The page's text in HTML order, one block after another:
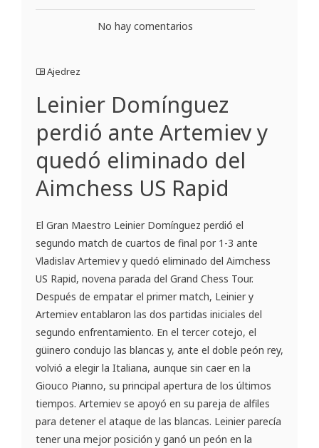
No hay comentarios
Ajedrez
Leinier Domínguez
perdió ante Artemiev y
quedó eliminado del
Aimchess US Rapid
El Gran Maestro Leinier Domínguez perdió el
segundo match de cuartos de final por 1-3 ante
Vladislav Artemiev y quedó eliminado del Aimchess
US Rapid, novena parada del Grand Chess Tour.
Después de empatar el primer match, Leinier y
Artemiev entablaron las dos partidas iniciales del
segundo enfrentamiento. En el tercer cotejo, el
güinero condujo las blancas y, ante el doble peón rey,
volvió a elegir la Italiana, aunque sin caer en la
Giouco Pianno, su principal apertura de los últimos
tiempos. Artemiev se apoyó en su pareja de alfiles
para detener el ataque de las blancas. Leinier parecía
tener una mejor posición y ganó un peón en la